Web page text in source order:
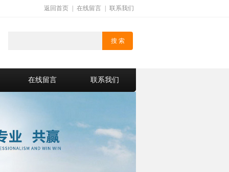
返回首页 在线留言 联系我们
在线留言 联系我们